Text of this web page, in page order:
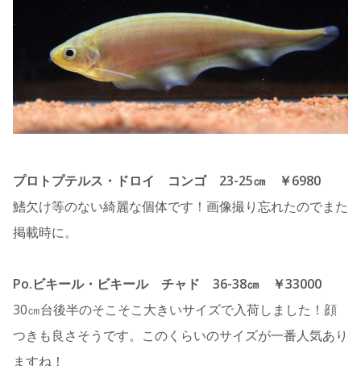
プロトプテルス・ドロイ コンゴ 23-25㎝ ￥6980
鰭欠け等のない綺麗な個体です！画像撮り忘れたのでまた
掲載時に。
Po.ビキール・ビキール チャド 36-38㎝ ￥33000
30㎝台後半のそこそこ大きいサイズで入荷しました！顔
つきも良さそうです。このくらいのサイズが一番人気あり
ますね！